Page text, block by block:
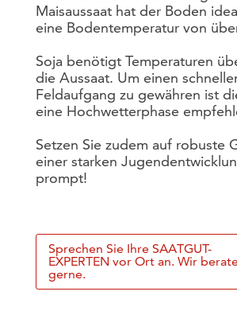
Maisaussaat hat der Boden
eine Bodentemperatur von
Soja benötigt Temperaturen
die Aussaat. Um einen
Feldaufgang zu gewähren ist
eine Hochwetterphase
Setzen Sie zudem auf robuste
einer starken
prompt!
Sprechen Sie Ihre SAATGUT-
EXPERTEN vor Ort an. Wir
gerne.